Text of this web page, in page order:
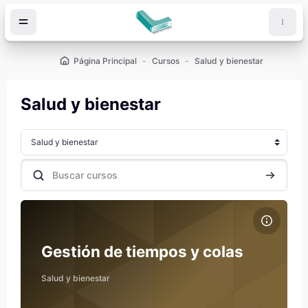
Página Principal Cursos Salud y bienestar
Salud y bienestar
Categorías
Buscar cursos Buscar
Archivos del resumen del curso Gestión de tiempos y colas
Archivos del resumen del curso
Nombre del curso
Gestión de tiempos y colas
Salud y bienestar